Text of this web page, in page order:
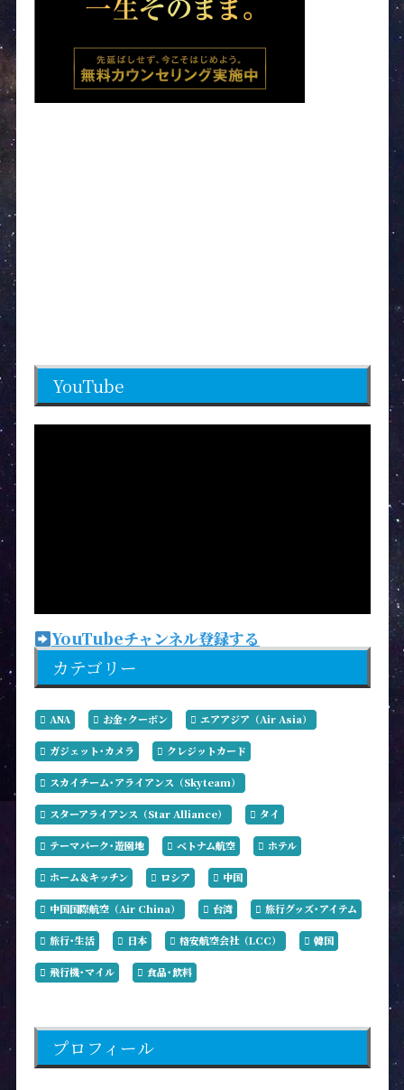
YouTube
YouTubeチャンネル登録する
カテゴリー
ANA お金･クーポン エアアジア（Air Asia）
ガジェット･カメラ クレジットカード
スカイチーム･アライアンス（Skyteam）
スターアライアンス（Star Alliance） タイ
テーマパーク･遊園地 ベトナム航空 ホテル
ホーム＆キッチン ロシア 中国
中国国際航空（Air China） 台湾 旅行グッズ･アイテム
旅行･生活 日本 格安航空会社（LCC） 韓国
飛行機･マイル 食品･飲料
プロフィール